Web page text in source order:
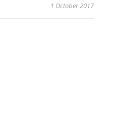
1 October 2017